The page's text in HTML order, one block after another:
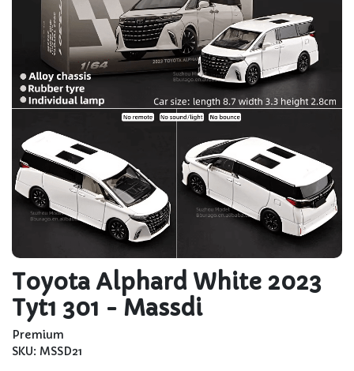
Toyota Alphard White 2023
Tyt1 301 - Massdi
Premium
SKU: MSSD21